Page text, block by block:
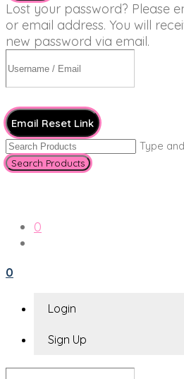
Lost your password? Please
or email address. You will
new password via email.
Email Reset Link
Type
0
0
Login
Sign Up